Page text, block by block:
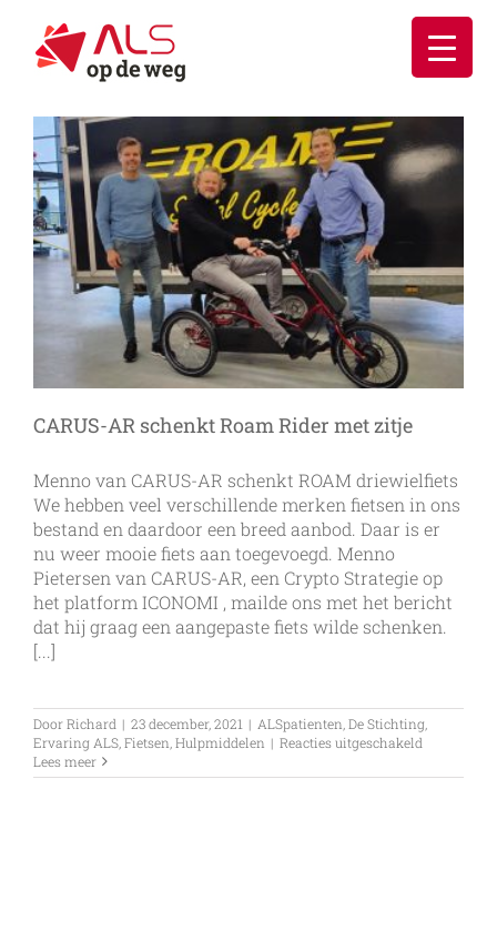
inhoud
CARUS-AR schenkt Roam Rider met zitje
Menno van CARUS-AR schenkt ROAM driewielfiets
We hebben veel verschillende merken fietsen in ons
bestand en daardoor een breed aanbod. Daar is er
nu weer mooie fiets aan toegevoegd. Menno
Pietersen van CARUS-AR, een Crypto Strategie op
het platform ICONOMI , mailde ons met het bericht
dat hij graag een aangepaste fiets wilde schenken.
[...]
DoorRichard | 23 december, 2021 | ALSpatienten De Stichting
Ervaring ALS Fietsen Hulpmiddelen | Reacties uitgeschakeld
AR
Lees meer